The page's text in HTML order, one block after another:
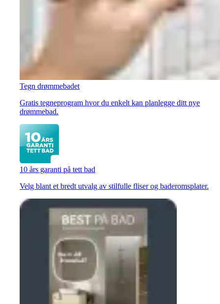
Tegn drømmebadet
Gratis tegneprogram hvor du enkelt kan planlegge ditt nye
drømmebad.
10 års garanti på tett bad
Velg blant et bredt utvalg av stilfulle fliser og baderomsplater.